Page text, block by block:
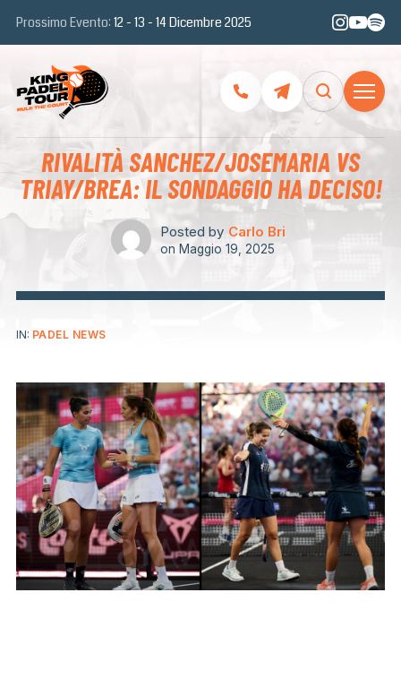
Prossimo Evento: 12 - 13 - 14 Dicembre 2025
RIVALITÀ SANCHEZ/JOSEMARIA VS
TRIAY/BREA: IL SONDAGGIO HA DECISO!
Posted by Carlo Bri
on Maggio 19, 2025
IN: PADEL NEWS